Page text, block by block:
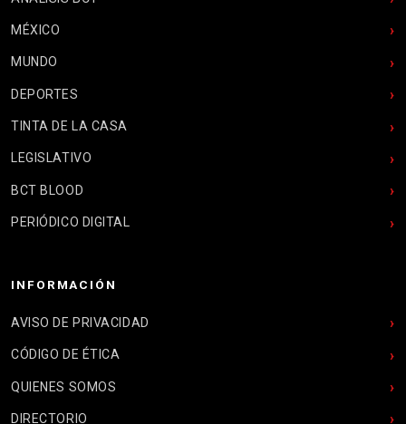
MÉXICO
MUNDO
DEPORTES
TINTA DE LA CASA
LEGISLATIVO
BCT BLOOD
PERIÓDICO DIGITAL
INFORMACIÓN
AVISO DE PRIVACIDAD
CÓDIGO DE ÉTICA
QUIENES SOMOS
DIRECTORIO